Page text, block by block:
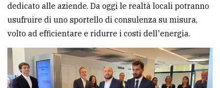
Cerca
per
Ricerca
avanzata
dedicato alle aziende. Da oggi le realtà locali potranno
usufruire di uno sportello di consulenza su misura,
volto ad efficientare e ridurre i costi dell'energia.